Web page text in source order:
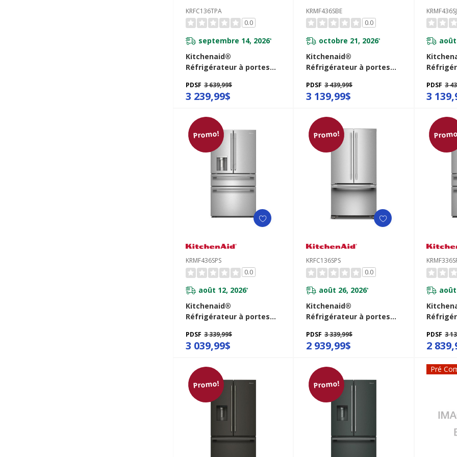
KRFC136TPA
0.0
septembre 14, 2026*
Kitchenaid®
Réfrigérateur à portes
panneau à profondeur de
comptoir et distributeur
po KRFC136TPA
PDSF 3 639,99$
3 239,99$
KRMF436SBE
0.0
octobre 21, 2026*
Kitchenaid®
Réfrigérateur à portes
distributeur d’eau et de
glaçons extérieur et
largeur FreshChill™ - 29 pi
cu KRMF436SBE
PDSF 3 439,99$
3 139,99$
août
glaçons
largeur
cu
PDSF 3
3
Promo!
KRMF436SPS
0.0
août 12, 2026*
Kitchenaid®
Réfrigérateur à portes
distributeur d’eau et de
glaçons extérieur et
largeur FreshChill™ - 29 pi
cu KRMF436SPS
PDSF 3 339,99$
3 039,99$
Promo!
KRFC136SPS
0.0
août 26, 2026*
Kitchenaid®
Réfrigérateur à portes
de comptoir et
distributeur intérieur de
KRFC136SPS
PDSF 3 339,99$
2 939,99$
août
PDSF 3
2
Promo! Promo!
Pré